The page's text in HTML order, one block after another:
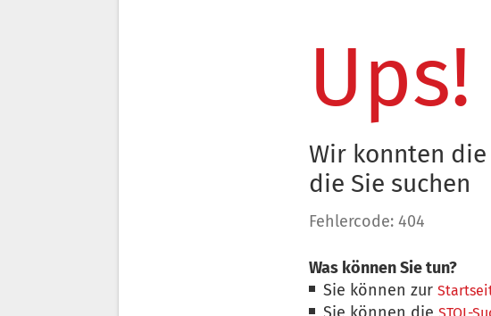
Ups!
Wir konnten
die Sie suchen
Fehlercode: 404
Was können Sie tun?
Sie können zur